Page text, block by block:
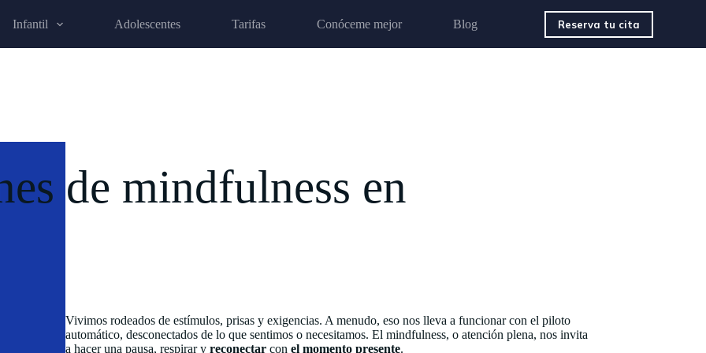
Infantil Adolescentes Tarifas Conóceme mejor Blog Reserva tu cita
de mindfulness en
Vivimos rodeados de estímulos, prisas y exigencias. A menudo, eso nos lleva a funcionar con el piloto
automático, desconectados de lo que sentimos o necesitamos. El mindfulness, o atención plena, nos invita
a hacer una pausa, respirar y reconectarcon el momento presente.